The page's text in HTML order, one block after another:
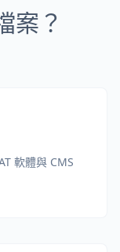
案？
軟體與 CMS